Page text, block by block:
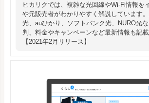
ヒカリクでは、複雑な光回線やWi-Fi情報を
や元販売者がわかりやすく解説しています
光、auひかり、ソフトバンク光、NURO光
判、料金やキャンペーンなど最新情報も記載
【2021年2月リリース】